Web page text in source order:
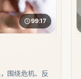
99:17
围绕危机、反